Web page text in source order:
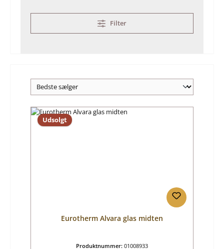
Filter
Udsolgt
Eurotherm Alvara glas midten
Produktnummer: 01008933